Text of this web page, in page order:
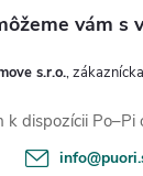
s.r.o.
k dispozícii
info@